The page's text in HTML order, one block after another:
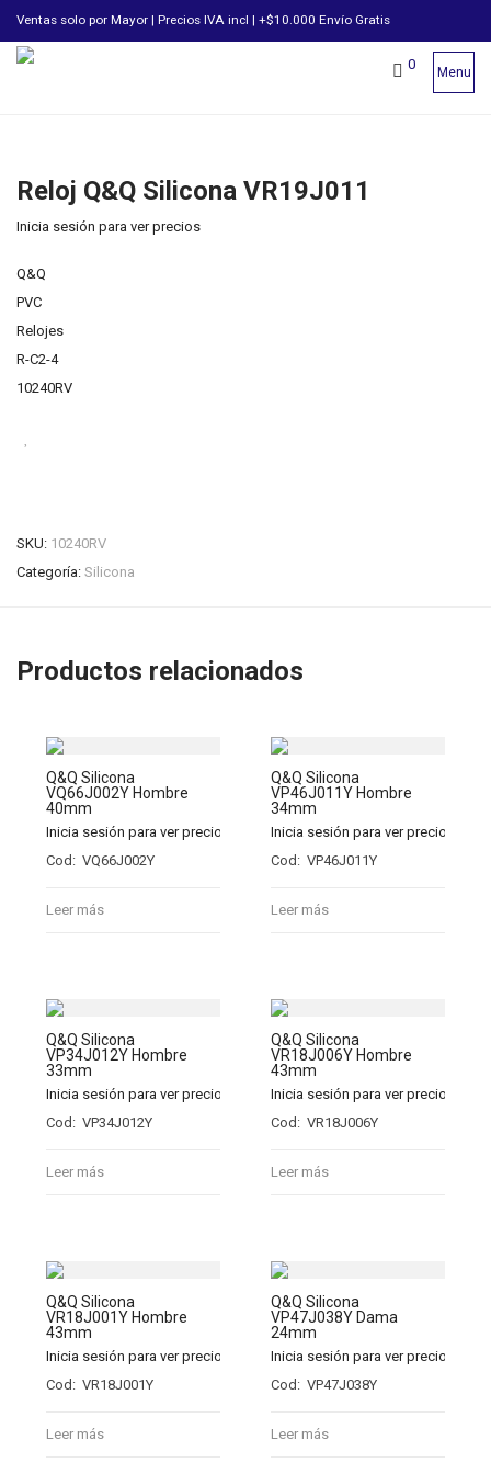
Ventas solo por Mayor | Precios IVA incl | +$10.000 Envío Gratis
0 Menu
Reloj Q&Q Silicona VR19J011
Inicia sesión para ver precios
Q&Q
PVC
Relojes
R-C2-4
10240RV
SKU: 10240RV
Categoría: Silicona
Productos relacionados
Q&Q Silicona
VQ66J002Y Hombre
40mm
Inicia sesión para ver precios
Cod: VQ66J002Y
Leer más
Q&Q Silicona
VP46J011Y Hombre
34mm
Inicia sesión para ver precios
Cod: VP46J011Y
Leer más
Q&Q Silicona
VP34J012Y Hombre
33mm
Inicia sesión para ver precios
Cod: VP34J012Y
Leer más
Q&Q Silicona
VR18J006Y Hombre
43mm
Inicia sesión para ver precios
Cod: VR18J006Y
Leer más
Q&Q Silicona
VR18J001Y Hombre
43mm
Inicia sesión para ver precios
Cod: VR18J001Y
Leer más
Q&Q Silicona
VP47J038Y Dama
24mm
Inicia sesión para ver precios
Cod: VP47J038Y
Leer más